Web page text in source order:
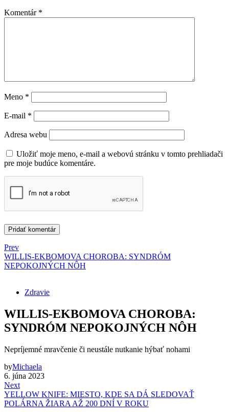
Komentár *
Meno *
E-mail *
Adresa webu
Uložiť moje meno, e-mail a webovú stránku v tomto prehliadači
pre moje budúce komentáre.
Prev
WILLIS-EKBOMOVA CHOROBA: SYNDRÓM
NEPOKOJNÝCH NÔH
Zdravie
WILLIS-EKBOMOVA CHOROBA:
SYNDRÓM NEPOKOJNÝCH NÔH
Nepríjemné mravčenie či neustále nutkanie hýbať nohami
byMichaela
6. júna 2023
Next
YELLOW KNIFE: MIESTO, KDE SA DÁ SLEDOVAŤ
POLÁRNA ŽIARA AŽ 200 DNÍ V ROKU